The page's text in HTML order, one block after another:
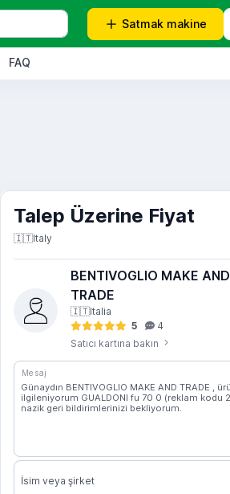
Satmak makine
FAQ
Talep Üzerine Fiyat
🇮🇹Italy
BENTIVOGLIO MAKE AND
TRADE
🇮🇹Italia
5
4
Satıcı kartına bakın
Mesaj
İsim veya şirket